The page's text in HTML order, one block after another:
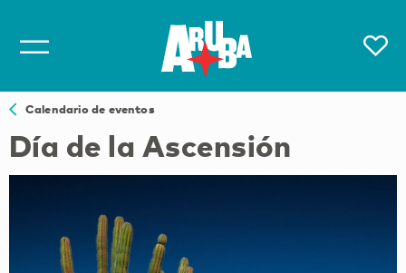
Calendario de eventos
Día de la Ascensión